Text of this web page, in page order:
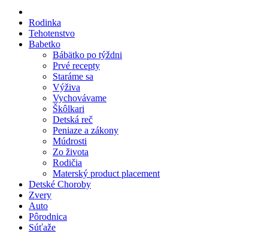
Rodinka
Tehotenstvo
Babetko
Bábätko po týždni
Prvé recepty
Staráme sa
Výživa
Vychovávame
Škôlkari
Detská reč
Peniaze a zákony
Múdrosti
Zo života
Rodičia
Materský product placement
Detské Choroby
Zvery
Auto
Pôrodnica
Súťaže